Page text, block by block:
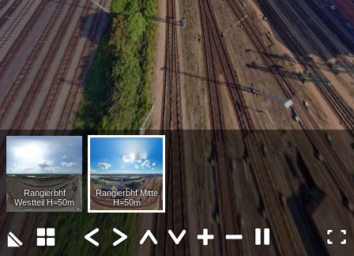
Rangierbhf
Westteil H=50m
Rangierbhf Mitte
H=50m